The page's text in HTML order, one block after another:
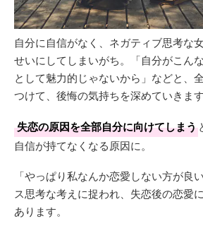
自分に自信がなく、ネガティブ思考な
せいにしてしまいがち。「自分がこん
として魅力的じゃないから」などと、
つけて、後悔の気持ちを深めていきます
失恋の原因を全部自分に向けてしまう
自信が持てなくなる原因に。
「やっぱり私なんか恋愛しない方が良
ス思考な考えに捉われ、失恋後の恋愛
あります。